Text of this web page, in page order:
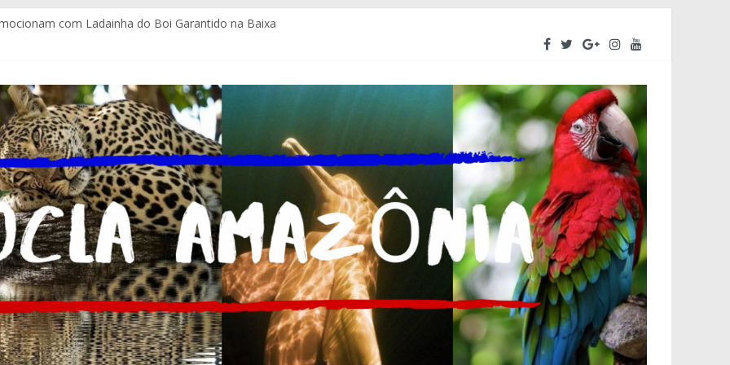
com Ladainha do Boi Garantido na Baixa
e com certificação da Coca-Cola Brasil ajudam pequenos empreendedores a se preparar para o segundo semestre
atendimento policial com Delegacia do Turista no Bumbódromo